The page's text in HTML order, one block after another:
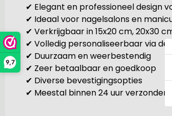
9,7
✔ Elegant en professioneel design
✔ Ideaal voor nagelsalons en
✔ Verkrijgbaar in 15x20 cm, 20x30
✔ Volledig personaliseerbaar via
✔ Duurzaam en weerbestendig
✔ Zeer betaalbaar en goedkoop
✔ Diverse bevestigingsopties
✔ Meestal binnen 24 uur verzonden